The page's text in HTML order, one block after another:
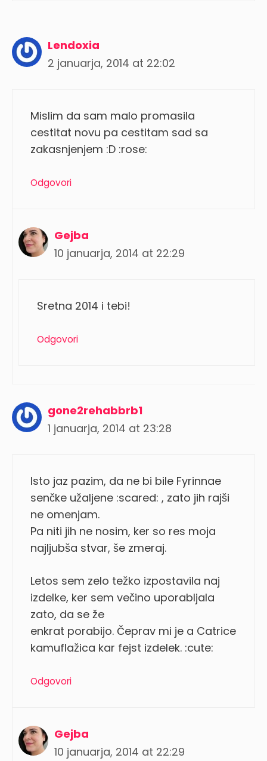
Lendoxia
2 januarja, 2014 at 22:02
Mislim da sam malo promasila
cestitat novu pa cestitam sad sa
zakasnjenjem :D :rose:
Odgovori
Gejba
10 januarja, 2014 at 22:29
Sretna 2014 i tebi!
Odgovori
gone2rehabbrb1
1 januarja, 2014 at 23:28
Isto jaz pazim, da ne bi bile Fyrinnae
senčke užaljene :scared: , zato jih rajši
ne omenjam.
Pa niti jih ne nosim, ker so res moja
najljubša stvar, še zmeraj.
Letos sem zelo težko izpostavila naj
izdelke, ker sem večino uporabljala
zato, da se že
enkrat porabijo. Čeprav mi je a Catrice
kamuflažica kar fejst izdelek. :cute:
Odgovori
Gejba
10 januarja, 2014 at 22:29